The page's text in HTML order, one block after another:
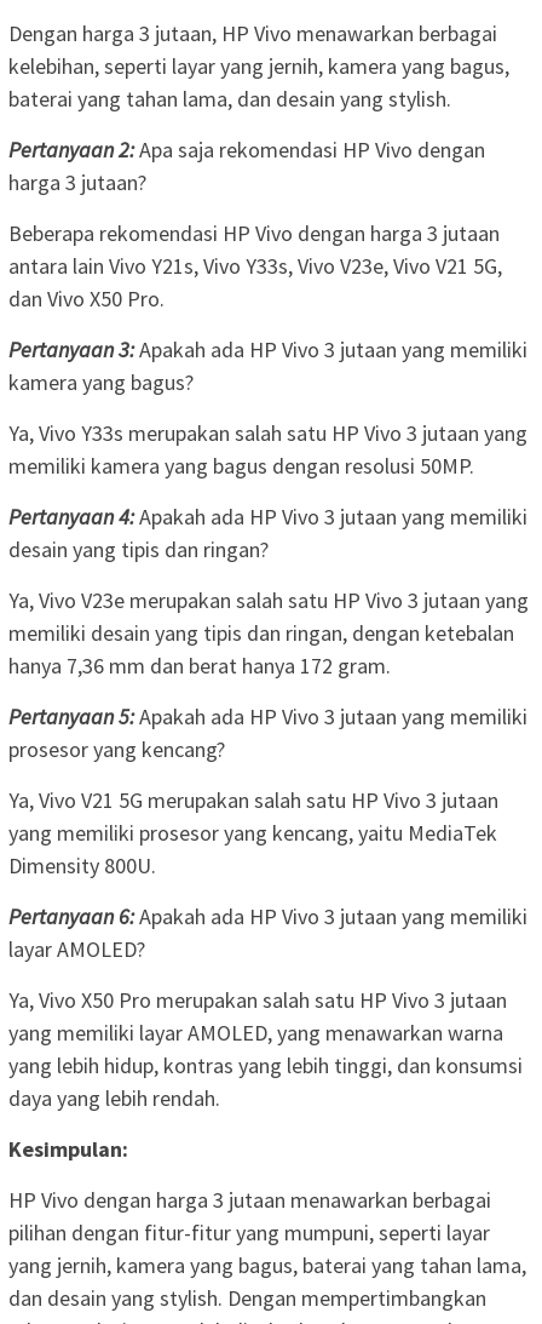
Dengan harga 3 jutaan, HP Vivo menawarkan berbagai
kelebihan, seperti layar yang jernih, kamera yang bagus,
baterai yang tahan lama, dan desain yang stylish.
Pertanyaan 2:Apa saja rekomendasi HP Vivo dengan
harga 3 jutaan?
Beberapa rekomendasi HP Vivo dengan harga 3 jutaan
antara lain Vivo Y21s, Vivo Y33s, Vivo V23e, Vivo V21 5G,
dan Vivo X50 Pro.
Pertanyaan 3:Apakah ada HP Vivo 3 jutaan yang memiliki
kamera yang bagus?
Ya, Vivo Y33s merupakan salah satu HP Vivo 3 jutaan yang
memiliki kamera yang bagus dengan resolusi 50MP.
Pertanyaan 4:Apakah ada HP Vivo 3 jutaan yang memiliki
desain yang tipis dan ringan?
Ya, Vivo V23e merupakan salah satu HP Vivo 3 jutaan yang
memiliki desain yang tipis dan ringan, dengan ketebalan
hanya 7,36 mm dan berat hanya 172 gram.
Pertanyaan 5:Apakah ada HP Vivo 3 jutaan yang memiliki
prosesor yang kencang?
Ya, Vivo V21 5G merupakan salah satu HP Vivo 3 jutaan
yang memiliki prosesor yang kencang, yaitu MediaTek
Dimensity 800U.
Pertanyaan 6:Apakah ada HP Vivo 3 jutaan yang memiliki
layar AMOLED?
Ya, Vivo X50 Pro merupakan salah satu HP Vivo 3 jutaan
yang memiliki layar AMOLED, yang menawarkan warna
yang lebih hidup, kontras yang lebih tinggi, dan konsumsi
daya yang lebih rendah.
Kesimpulan:
HP Vivo dengan harga 3 jutaan menawarkan berbagai
pilihan dengan fitur-fitur yang mumpuni, seperti layar
yang jernih, kamera yang bagus, baterai yang tahan lama,
dan desain yang stylish. Dengan mempertimbangkan